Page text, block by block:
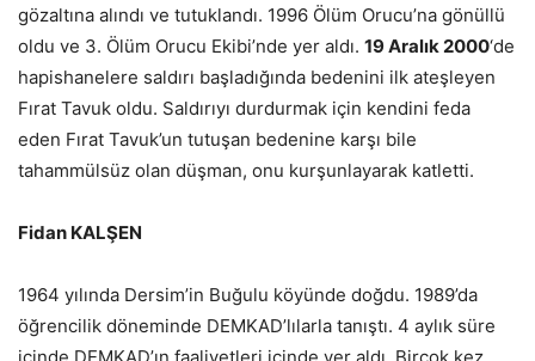
gözaltına alındı ve tutuklandı. 1996 Ölüm Orucu’na gönüllü
oldu ve 3. Ölüm Orucu Ekibi’nde yer aldı. 19 Aralık 2000‘de
hapishanelere saldırı başladığında bedenini ilk ateşleyen
Fırat Tavuk oldu. Saldırıyı durdurmak için kendini feda
eden Fırat Tavuk’un tutuşan bedenine karşı bile
tahammülsüz olan düşman, onu kurşunlayarak katletti.
Fidan KALŞEN
1964 yılında Dersim’in Buğulu köyünde doğdu. 1989’da
öğrencilik döneminde DEMKAD’lılarla tanıştı. 4 aylık süre